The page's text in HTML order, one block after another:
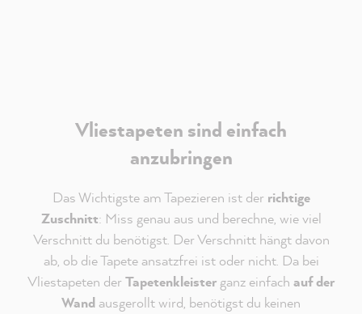
Vliestapeten sind einfach
anzubringen
Das Wichtigste am Tapezieren ist der richtige
Zuschnitt: Miss genau aus und berechne, wie viel
Verschnitt du benötigst. Der Verschnitt hängt davon
ab, ob die Tapete ansatzfrei ist oder nicht. Da bei
Vliestapeten der Tapetenkleister ganz einfach auf der
Wand ausgerollt wird, benötigst du keinen